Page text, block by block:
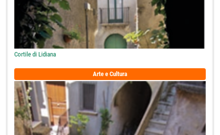
Cortile di Lidiana
Arte e Cultura